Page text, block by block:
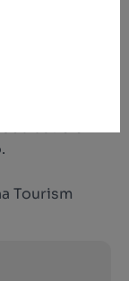
turisté
Tourism